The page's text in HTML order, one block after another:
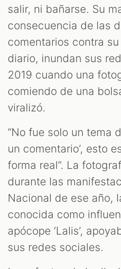
salir, ni bañarse. Su
consecuencia de las
comentarios contra
diario, inundan sus
2019 cuando una
comiendo de una
viralizó.
“No fue solo un tema
un comentario’, esto
forma real”. La
durante las
Nacional de ese año,
conocida como
apócope ‘Lalis’,
sus redes sociales.